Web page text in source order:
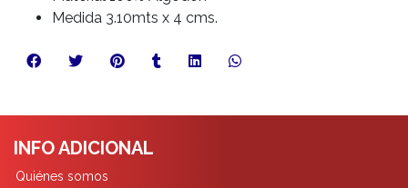
Medida 3.10mts x 4 cms.
INFO ADICIONAL
Quiénes somos